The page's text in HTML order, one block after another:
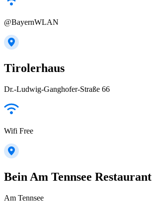
@BayernWLAN
Tirolerhaus
Dr.-Ludwig-Ganghofer-Straße 66
Wifi Free
Bein Am Tennsee Restaurant
Am Tennsee